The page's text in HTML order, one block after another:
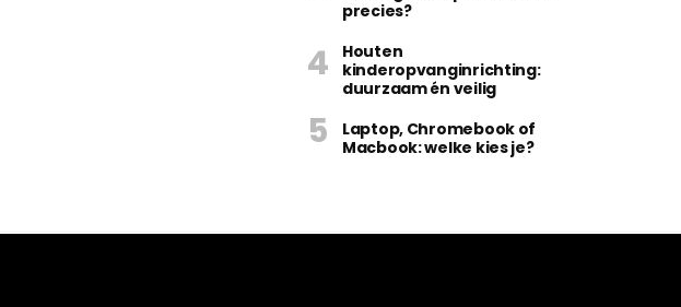
precies?
Houten
kinderopvanginrichting:
duurzaam én veilig
Laptop, Chromebook of
Macbook: welke kies je?